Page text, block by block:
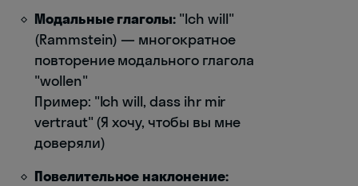
Модальные глаголы: "Ich will"
(Rammstein) — многократное
повторение модального глагола
"wollen"
Пример: "Ich will, dass ihr mir
vertraut" (Я хочу, чтобы вы мне
доверяли)
Повелительное наклонение: